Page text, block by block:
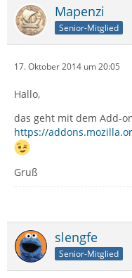
Mapenzi
Senior-Mitglied
17. Oktober 2014 um 20:05
Hallo,
das geht mit dem Add-
https://
Gruß
slengfe
Senior-Mitglied